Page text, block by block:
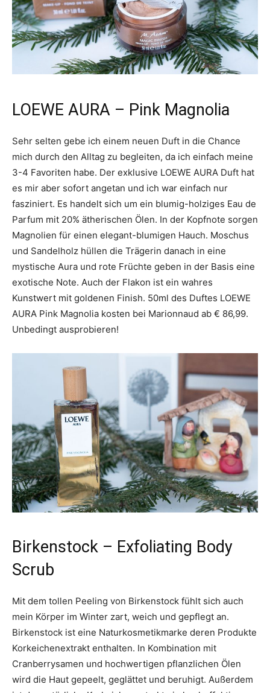
LOEWE AURA – Pink Magnolia
Sehr selten gebe ich einem neuen Duft in die Chance
mich durch den Alltag zu begleiten, da ich einfach meine
3-4 Favoriten habe. Der exklusive LOEWE AURA Duft hat
es mir aber sofort angetan und ich war einfach nur
fasziniert. Es handelt sich um ein blumig-holziges Eau de
Parfum mit 20% ätherischen Ölen. In der Kopfnote sorgen
Magnolien für einen elegant-blumigen Hauch. Moschus
und Sandelholz hüllen die Trägerin danach in eine
mystische Aura und rote Früchte geben in der Basis eine
exotische Note. Auch der Flakon ist ein wahres
Kunstwert mit goldenen Finish. 50ml des Duftes LOEWE
AURA Pink Magnolia kosten bei Marionnaud ab € 86,99.
Unbedingt ausprobieren!
Birkenstock – Exfoliating Body
Scrub
Mit dem tollen Peeling von Birkenstock fühlt sich auch
mein Körper im Winter zart, weich und gepflegt an.
Birkenstock ist eine Naturkosmetikmarke deren Produkte
Korkeichenextrakt enthalten. In Kombination mit
Cranberrysamen und hochwertigen pflanzlichen Ölen
wird die Haut gepeelt, geglättet und beruhigt. Außerdem